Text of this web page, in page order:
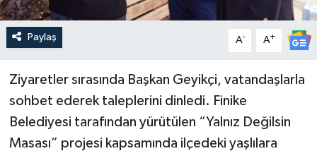
Paylaş A- A+
Ziyaretler sırasında Başkan Geyikçi, vatandaşlarla
sohbet ederek taleplerini dinledi. Finike
Belediyesi tarafından yürütülen “Yalnız Değilsin
Masası” projesi kapsamında ilçedeki yaşlılara
Siyaset